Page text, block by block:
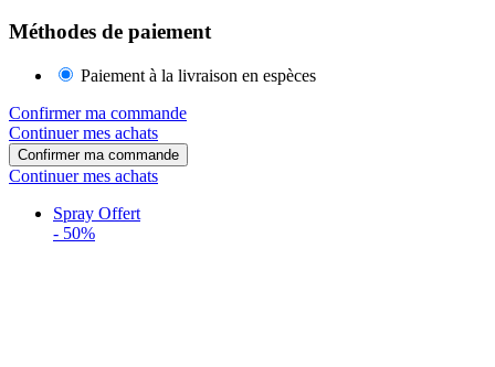
Méthodes de paiement
Paiement à la livraison en espèces
Confirmer ma commande
Continuer mes achats
Confirmer ma commande
Continuer mes achats
Spray Offert
- 50%